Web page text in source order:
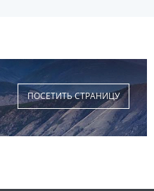
ПОСЕТИТЬ СТРАНИЦУ